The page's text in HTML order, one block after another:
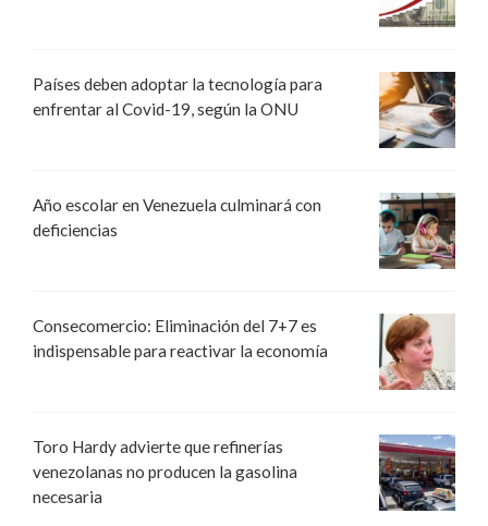
Países deben adoptar la tecnología para
enfrentar al Covid-19, según la ONU
Año escolar en Venezuela culminará con
deficiencias
Consecomercio: Eliminación del 7+7 es
indispensable para reactivar la economía
Toro Hardy advierte que refinerías
venezolanas no producen la gasolina
necesaria